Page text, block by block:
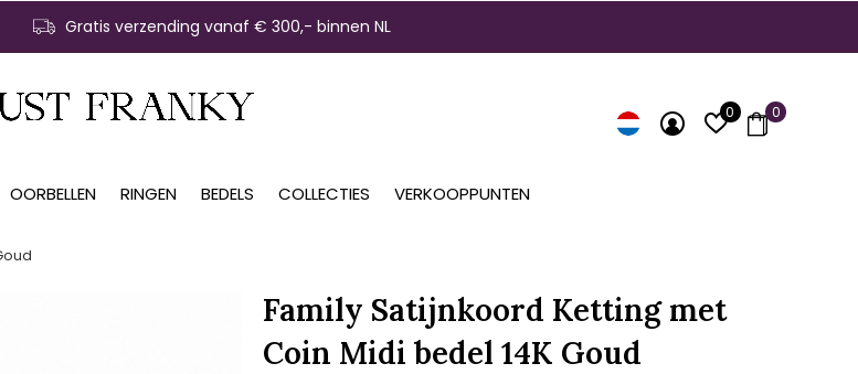
OORBELLEN RINGEN BEDELS COLLECTIES VERKOOPPUNTEN
0 0
Gratis verzending vanaf € 300,- binnen NL
Family Satijnkoord Ketting met
Coin Midi bedel 14K Goud